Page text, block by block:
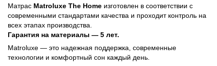
Матрас Matroluxe The Home изготовлен в соответствии с
современными стандартами качества и проходит контроль на
всех этапах производства.
Гарантия на материалы — 5 лет.
Matroluxe — это надежная поддержка, современные
технологии и комфортный сон каждый день.